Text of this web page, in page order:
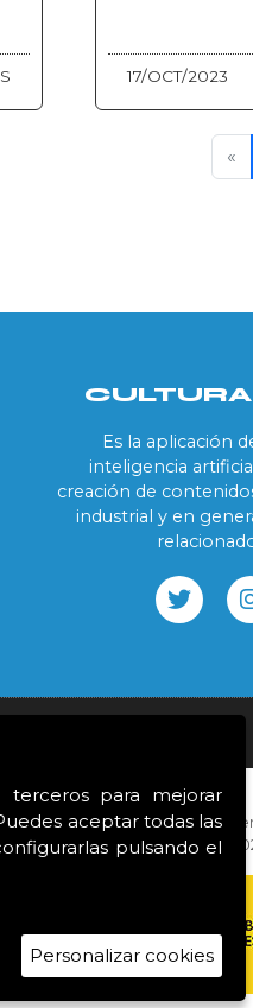
17/OCT/2023
«
Es la aplicación
inteligencia
creación de
industrial y en
con las ayudas para la
correspondientes al año
para mejorar
aceptar todas las
pulsando el
Personalizar cookies